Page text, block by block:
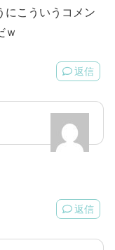
にこういうコメン
ｗ
返信
返信